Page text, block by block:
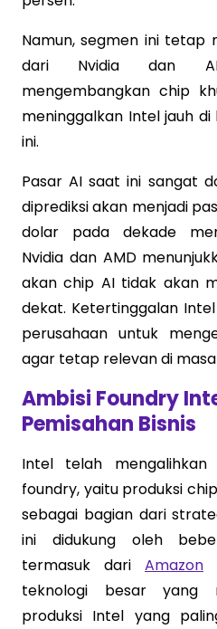
Namun, segmen ini tetap
dari Nvidia dan
mengembangkan chip
meninggalkan Intel jauh
ini.
Pasar AI saat ini sangat
diprediksi akan menjadi
dolar pada dekade
Nvidia dan AMD
akan chip AI tidak akan
dekat. Ketertinggalan
perusahaan untuk
agar tetap relevan di
Ambisi Foundry
Pemisahan Bisnis
Intel telah mengalihkan
foundry, yaitu produksi
sebagai bagian dari
ini didukung oleh
termasuk dari Amazon
teknologi besar yang
produksi Intel yang